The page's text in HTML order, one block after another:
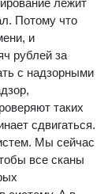
лежит
Потому что
и
рублей за
с надзорными
таких
сдвигаться.
Мы сейчас
все сканы